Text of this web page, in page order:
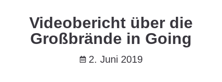
Videobericht über die
Großbrände in Going
2. Juni 2019